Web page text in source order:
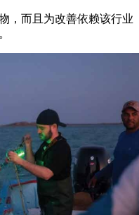
，而且为改善依赖该行业